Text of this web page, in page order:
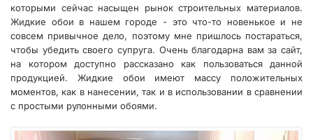
которыми сейчас насыщен рынок строительных материалов.
Жидкие обои в нашем городе - это что-то новенькое и не
совсем привычное дело, поэтому мне пришлось постараться,
чтобы убедить своего супруга. Очень благодарна вам за сайт,
на котором доступно рассказано как пользоваться данной
продукцией. Жидкие обои имеют массу положительных
моментов, как в нанесении, так и в использовании в сравнении
с простыми рулонными обоями.